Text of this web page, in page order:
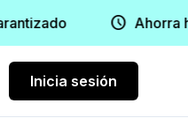
schedule Ahorra
Inicia sesión